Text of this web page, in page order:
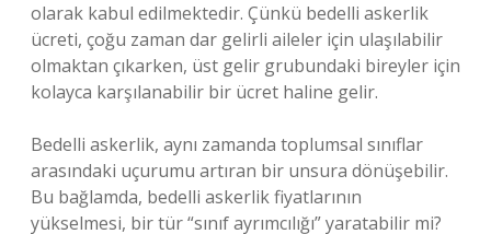
olarak kabul edilmektedir. Çünkü bedelli askerlik
ücreti, çoğu zaman dar gelirli aileler için ulaşılabilir
olmaktan çıkarken, üst gelir grubundaki bireyler için
kolayca karşılanabilir bir ücret haline gelir.
Bedelli askerlik, aynı zamanda toplumsal sınıflar
arasındaki uçurumu artıran bir unsura dönüşebilir.
Bu bağlamda, bedelli askerlik fiyatlarının
yükselmesi, bir tür “sınıf ayrımcılığı” yaratabilir mi?